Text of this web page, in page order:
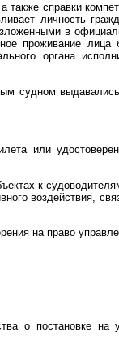
справки
личность
в
проживание
органа
судном
или
к
воздействия,
на право
о постановке на